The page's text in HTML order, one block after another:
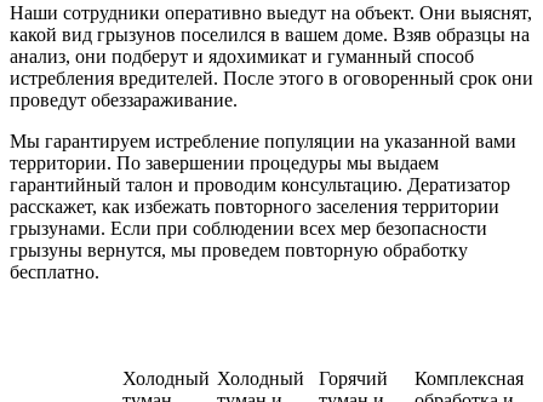
Наши сотрудники оперативно выедут на объект. Они выяснят,
какой вид грызунов поселился в вашем доме. Взяв образцы на
анализ, они подберут и ядохимикат и гуманный способ
истребления вредителей. После этого в оговоренный срок они
проведут обеззараживание.
Мы гарантируем истребление популяции на указанной вами
территории. По завершении процедуры мы выдаем
гарантийный талон и проводим консультацию. Дератизатор
расскажет, как избежать повторного заселения территории
грызунами. Если при соблюдении всех мер безопасности
грызуны вернутся, мы проведем повторную обработку
бесплатно.
Холодный Холодный
Горячий
Комплексная